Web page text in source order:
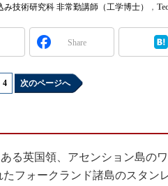
技術研究科 非常勤講師（工学博士） ，
Share
4 次のページへ
る英国領、アセンション島の
フォークランド諸島のスタン